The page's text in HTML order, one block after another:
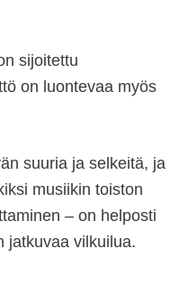
sijoitettu
on luontevaa myös
suuria ja selkeitä, ja
musiikin toiston
– on helposti
jatkuvaa vilkuilua.